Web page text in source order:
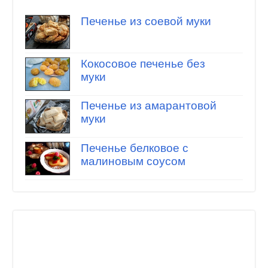
Печенье из соевой муки
Кокосовое печенье без
муки
Печенье из амарантовой
муки
Печенье белковое с
малиновым соусом